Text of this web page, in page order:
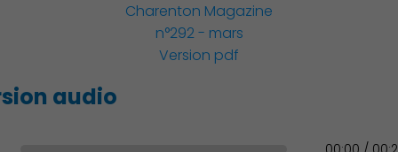
Action Sociale Solidarité
Charenton Magazine
n°292 - mars
Version pdf
audio